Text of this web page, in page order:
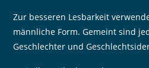
Zur besseren Lesbarkeit
männliche Form. Gemeint sind
Geschlechter und